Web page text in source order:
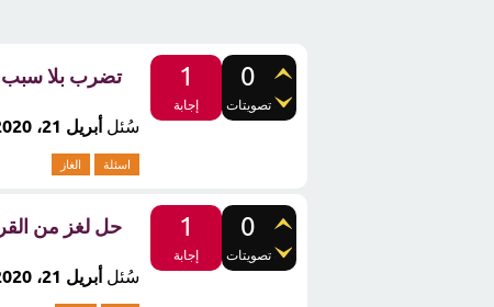
0
تصويتات
1
إجابة
تضرب بلا سبب
سُئل أبريل 21، 2020
اسئلة الغاز
0
تصويتات
1
إجابة
حل لغز من
سُئل أبريل 21، 2020